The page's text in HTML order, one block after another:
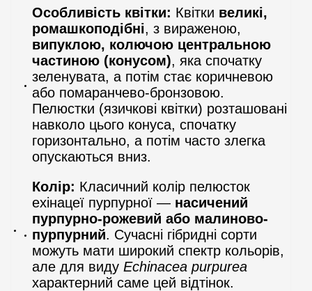
Особливість квітки: Квітки великі,
ромашкоподібні, з вираженою,
випуклою, колючою центральною
частиною (конусом), яка спочатку
зеленувата, а потім стає коричневою
або помаранчево-бронзовою.
Пелюстки (язичкові квітки) розташовані
навколо цього конуса, спочатку
горизонтально, а потім часто злегка
опускаються вниз.
Колір: Класичний колір пелюсток
ехінацеї пурпурної — насичений
пурпурно-рожевий або малиново-
пурпурний. Сучасні гібридні сорти
можуть мати широкий спектр кольорів,
але для виду Echinacea purpurea
характерний саме цей відтінок.